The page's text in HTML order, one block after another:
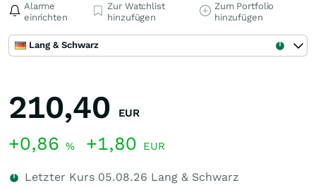
Alarme
einrichten
Zur Watchlist
hinzufügen
Zum Portfolio
hinzufügen
Lang & Schwarz
210,40 EUR
+0,86 % +1,80 EUR
Letzter Kurs 05.08.26 Lang & Schwarz